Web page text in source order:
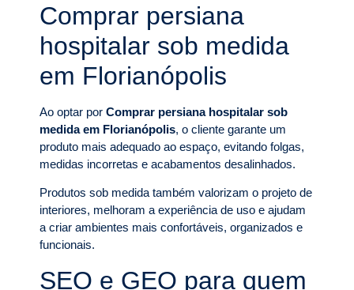
Comprar persiana
hospitalar sob medida
em Florianópolis
Ao optar por Comprar persiana hospitalar sob
medida em Florianópolis, o cliente garante um
produto mais adequado ao espaço, evitando folgas,
medidas incorretas e acabamentos desalinhados.
Produtos sob medida também valorizam o projeto de
interiores, melhoram a experiência de uso e ajudam
a criar ambientes mais confortáveis, organizados e
funcionais.
SEO e GEO para quem